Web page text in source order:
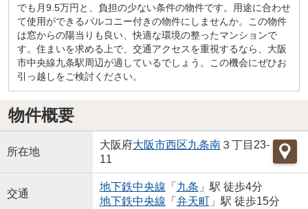
でも月9.5万円と、負担の少ない条件の物件です。用途に合わせ
て使用ができるバルコニー付きの物件にしませんか。この物件
は窓からの陽当りも良い、快適な環境の整ったマンションで
す。住まいを求める上で、交通アクセスを重視するなら、大阪
市中央線九条駅周辺が適しているでしょう。この機会にぜひお
引っ越しをご検討ください。
物件概要
所在地
大阪府大阪市西区九条南３丁目23-
11
交通
地下鉄中央線 「 九条 」駅 徒歩4分
地下鉄中央線 「 弁天町」駅 徒歩15分